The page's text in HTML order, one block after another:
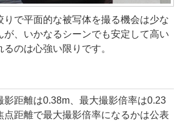
りで平面的な被写体を撮る機会は少な
が、いかなるシーンでも安定して高い
のは心強い限りです。
影距離は0.38m、最大撮影倍率は0.23
点距離で最大撮影倍率になるかは公表